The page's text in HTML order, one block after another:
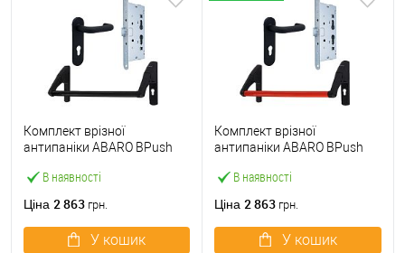
В наявності
Комплект врізної
антипаніки ABARO BPush
чорний із замком та ручкою
Ціна 2 863 грн.
У кошик
В наявності
Комплект врізної
антипаніки ABARO BPush
червоний із замком та
Ціна 2 863 грн.
У кошик